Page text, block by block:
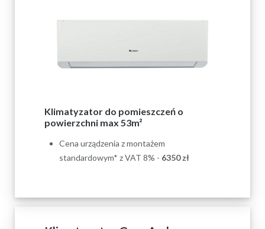
Klimatyzator do pomieszczeń o
powierzchni max 53m²
Cena urządzenia z montażem
standardowym* z VAT 8% - 6350 zł